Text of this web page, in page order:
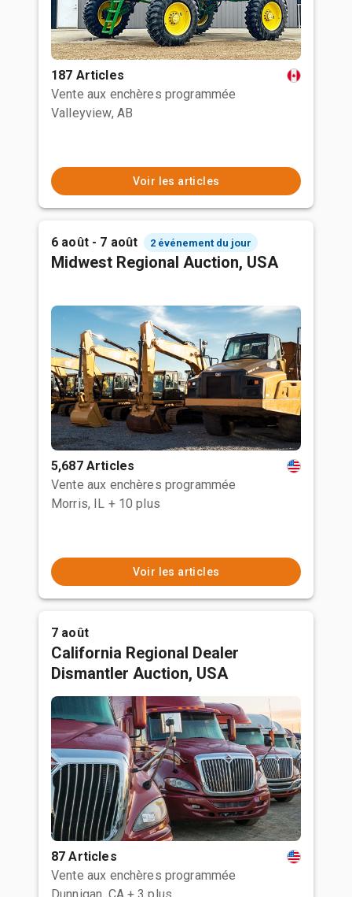
187 Articles
Vente aux enchères programmée
Valleyview, AB
Voir les articles
6 août - 7 août 2 événement du jour
Midwest Regional Auction, USA
5,687 Articles
Vente aux enchères programmée
Morris, IL + 10 plus
Voir les articles
7 août
California Regional Dealer
Dismantler Auction, USA
87 Articles
Vente aux enchères programmée